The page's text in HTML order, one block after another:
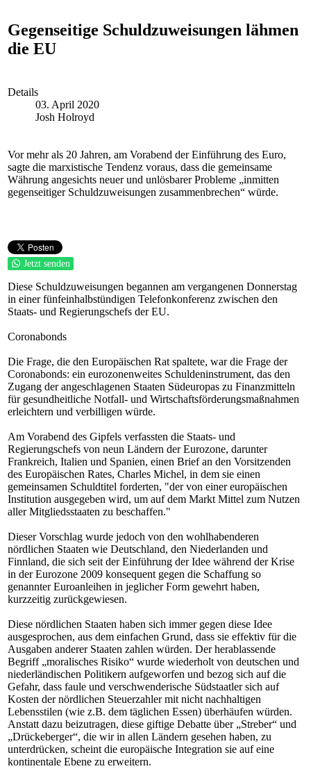
Gegenseitige Schuldzuweisungen lähmen
die EU
Details
03. April 2020
Josh Holroyd
Vor mehr als 20 Jahren, am Vorabend der Einführung des Euro,
sagte die marxistische Tendenz voraus, dass die gemeinsame
Währung angesichts neuer und unlösbarer Probleme „inmitten
gegenseitiger Schuldzuweisungen zusammenbrechen“ würde.
Jetzt senden
Diese Schuldzuweisungen begannen am vergangenen Donnerstag
in einer fünfeinhalbstündigen Telefonkonferenz zwischen den
Staats- und Regierungschefs der EU.
Coronabonds
Die Frage, die den Europäischen Rat spaltete, war die Frage der
Coronabonds: ein eurozonenweites Schuldeninstrument, das den
Zugang der angeschlagenen Staaten Südeuropas zu Finanzmitteln
für gesundheitliche Notfall- und Wirtschaftsförderungsmaßnahmen
erleichtern und verbilligen würde.
Am Vorabend des Gipfels verfassten die Staats- und
Regierungschefs von neun Ländern der Eurozone, darunter
Frankreich, Italien und Spanien, einen Brief an den Vorsitzenden
des Europäischen Rates, Charles Michel, in dem sie einen
gemeinsamen Schuldtitel forderten, "der von einer europäischen
Institution ausgegeben wird, um auf dem Markt Mittel zum Nutzen
aller Mitgliedsstaaten zu beschaffen."
Dieser Vorschlag wurde jedoch von den wohlhabenderen
nördlichen Staaten wie Deutschland, den Niederlanden und
Finnland, die sich seit der Einführung der Idee während der Krise
in der Eurozone 2009 konsequent gegen die Schaffung so
genannter Euroanleihen in jeglicher Form gewehrt haben,
kurzzeitig zurückgewiesen.
Diese nördlichen Staaten haben sich immer gegen diese Idee
ausgesprochen, aus dem einfachen Grund, dass sie effektiv für die
Ausgaben anderer Staaten zahlen würden. Der herablassende
Begriff „moralisches Risiko“ wurde wiederholt von deutschen und
niederländischen Politikern aufgeworfen und bezog sich auf die
Gefahr, dass faule und verschwenderische Südstaatler sich auf
Kosten der nördlichen Steuerzahler mit nicht nachhaltigen
Lebensstilen (wie z.B. dem täglichen Essen) überhäufen würden.
Anstatt dazu beizutragen, diese giftige Debatte über „Streber“ und
„Drückeberger“, die wir in allen Ländern gesehen haben, zu
unterdrücken, scheint die europäische Integration sie auf eine
kontinentale Ebene zu erweitern.